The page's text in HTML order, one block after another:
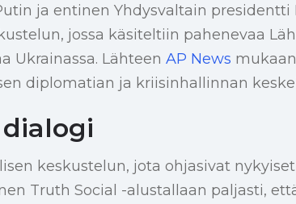
ja entinen Yhdysvaltain
jossa käsiteltiin pahenevaa
Ukrainassa. Lähteen AP News
diplomatian ja kriisinhallinnan
keskustelun, jota ohjasivat
Truth Social -alustallaan paljasti,